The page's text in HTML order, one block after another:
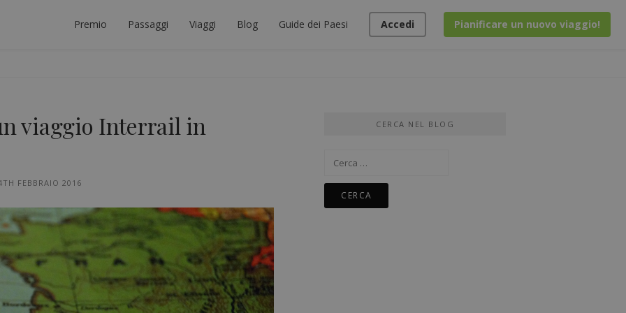
Premio Passaggi Viaggi Blog Guide dei Paesi Accedi Pianificare un nuovo viaggio!
viaggio Interrail in
FEBBRAIO 2016
CERCA NEL BLOG
Ricerca